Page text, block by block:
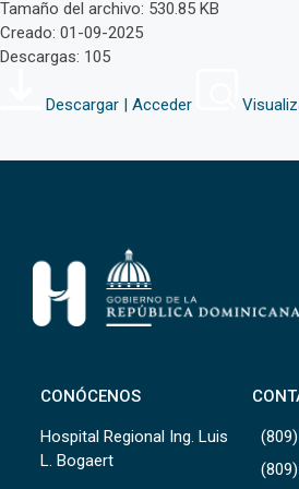
Tamaño del archivo: 530.85 KB
Creado: 01-09-2025
Descargas: 105
Descargar | Acceder
CONÓCENOS
Hospital Regional Ing. Luis
L. Bogaert